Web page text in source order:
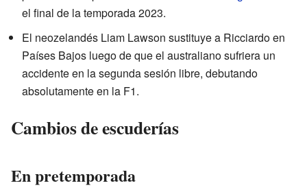
el final de la temporada 2023.
El neozelandés Liam Lawson sustituye a Ricciardo en
Países Bajos luego de que el australiano sufriera un
accidente en la segunda sesión libre, debutando
absolutamente en la F1.
Cambios de escuderías
En pretemporada